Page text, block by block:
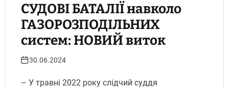
СУДОВІ БАТАЛІЇ навколо
ГАЗОРОЗПОДІЛЬНИХ
систем: НОВИЙ виток
30.06.2024
– У травні 2022 року слідчий суддя